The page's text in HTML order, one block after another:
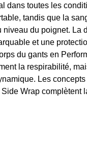
dans toutes les
tandis que la
du poignet. La
et une
du gants en
la respirabilité,
Les
Wrap complètent